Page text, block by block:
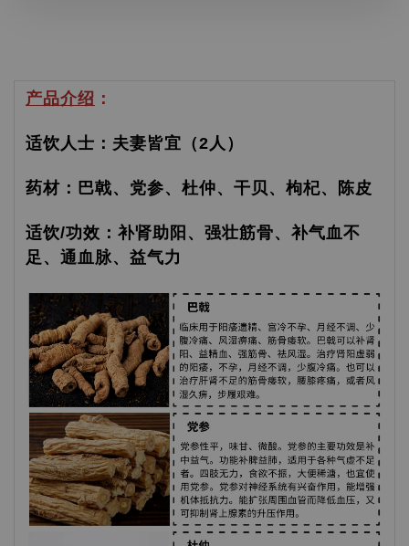
产品介绍 ：
适饮人士：夫妻皆宜（2人）
药材：巴戟、党参、杜仲、干贝、枸杞、陈皮
适饮/功效：补肾助阳、强壮筋骨、补气血不
足、通血脉、益气力